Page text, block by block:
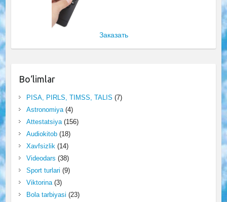
Заказать
Bo‘limlar
PISA, PIRLS, TIMSS, TALIS (7)
Astronomiya(4)
Attestatsiya(156)
Audiokitob(18)
Xavfsizlik (14)
Videodars (38)
Sport turlari (9)
Viktorina(3)
Bola tarbiyasi (23)